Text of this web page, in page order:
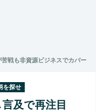
戦も非資源ビジネスでカバー
を探せ
言及で再注目